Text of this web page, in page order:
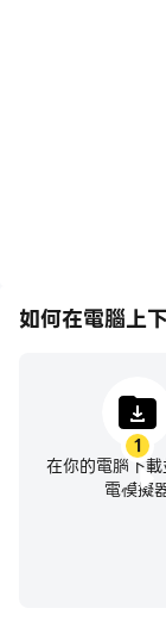
如何在電腦上
1
在你的電腦下
電模擬